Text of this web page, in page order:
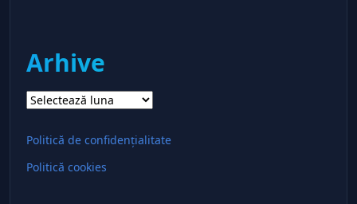
Arhive
Arhive
Politică de confidențialitate
Politică cookies